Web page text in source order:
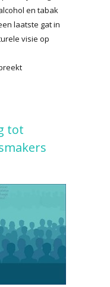
en tabak
laatste gat in
visie op
tot